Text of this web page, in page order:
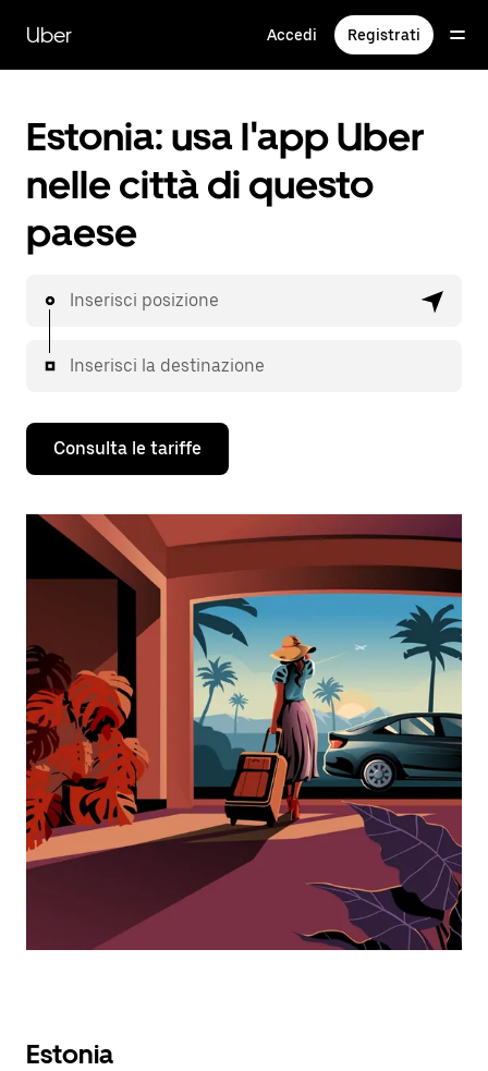
contenuto
principale
Uber Accedi Registrati
Estonia: usa l'app Uber
nelle città di questo
paese
Inserisci posizione
Inserisci la destinazione
Consulta le tariffe
Estonia